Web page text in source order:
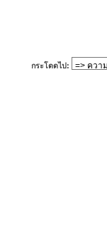
กระโดดไป: